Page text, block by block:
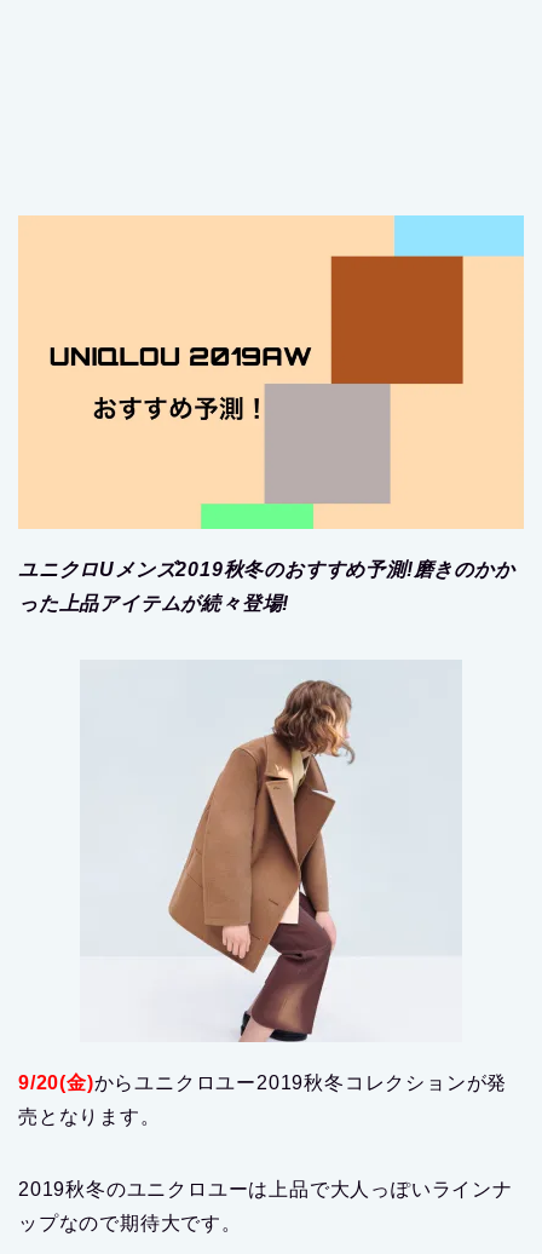
ユニクロUメンズ2019秋冬のおすすめ予測!磨きのかか
った上品アイテムが続々登場!
9/20(金)からユニクロユー2019秋冬コレクションが発
売となります。
2019秋冬のユニクロユーは上品で大人っぽいラインナ
ップなので期待大です。